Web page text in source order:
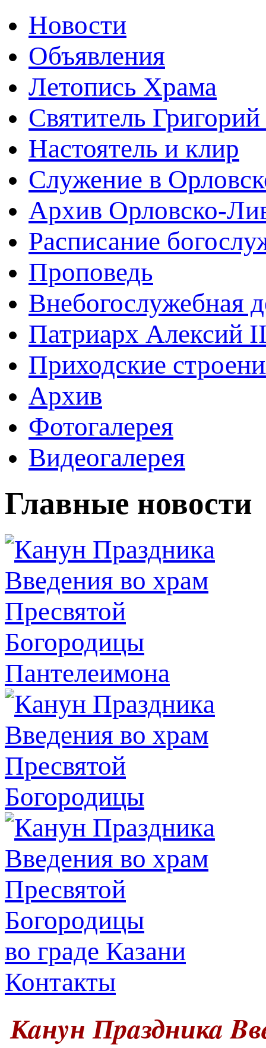
Новости
Объявления
Летопись Храма
Святитель
Настоятель и клир
Служение в
Архив Орловско-
Расписание
Проповедь
Внебогослужебная
Патриарх Алексий
Приходские
Архив
Фотогалерея
Видеогалерея
Главные новости
Пантелеимона
во граде Казани
Контакты
Кaнyн Пpaздникa